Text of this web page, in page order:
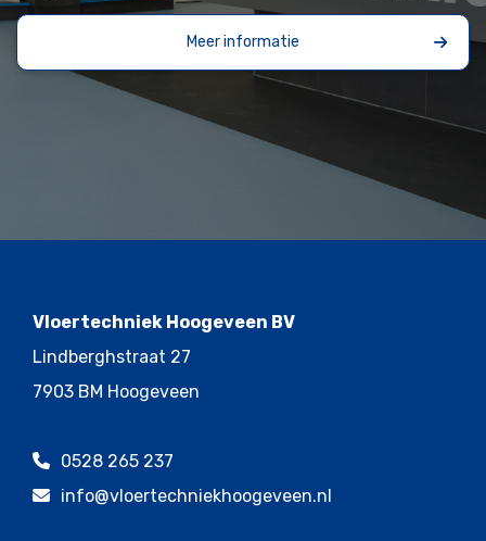
Meer informatie
Vloertechniek Hoogeveen BV
Lindberghstraat 27
7903 BM Hoogeveen
0528 265 237
info@vloertechniekhoogeveen.nl